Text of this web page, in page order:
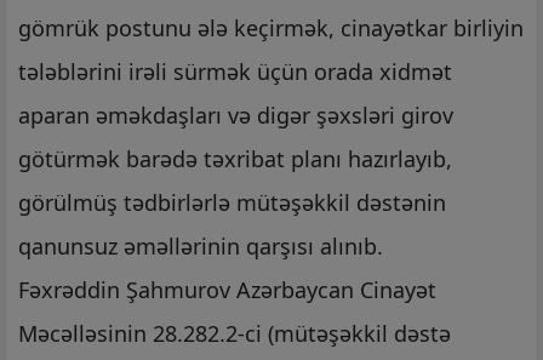
gömrük postunu ələ keçirmək, cinayətkar birliyin
tələblərini irəli sürmək üçün orada xidmət
aparan əməkdaşları və digər şəxsləri girov
götürmək barədə təxribat planı hazırlayıb,
görülmüş tədbirlərlə mütəşəkkil dəstənin
qanunsuz əməllərinin qarşısı alınıb.
Fəxrəddin Şahmurov Azərbaycan Cinayət
Məcəlləsinin 28.282.2-ci (mütəşəkkil dəstə